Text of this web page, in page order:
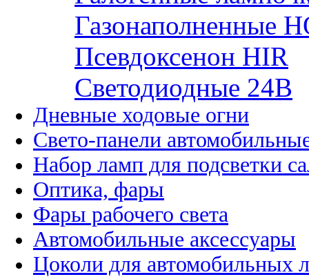
Газонаполненные
Псевдоксенон HIR
Cветодиодные 24B
Дневные ходовые огни
Свето-панели
Набор ламп для подсветки
Оптика, фары
Фары рабочего света
Автомобильные аксессуары
Цоколи для автомобильных